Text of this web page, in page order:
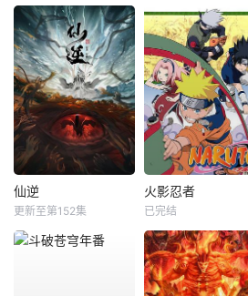
仙逆
更新至第152集
火影忍者
已完结